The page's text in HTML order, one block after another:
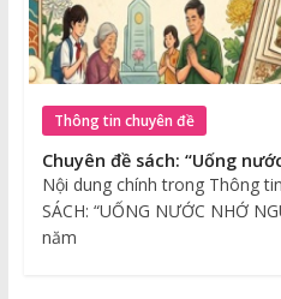
Thông tin chuyên đề
Chuyên đề sách: “Uống
Nội dung chính trong Thông
SÁCH: “UỐNG NƯỚC NHỚ
năm